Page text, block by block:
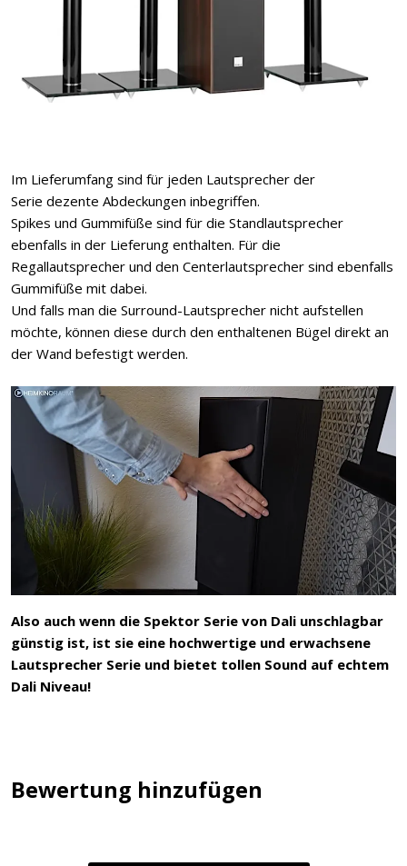
Im Lieferumfang sind für jeden Lautsprecher der
Serie dezente Abdeckungen inbegriffen.
Spikes und Gummifüße sind für die Standlautsprecher
ebenfalls in der Lieferung enthalten. Für die
Regallautsprecher und den Centerlautsprecher sind ebenfalls
Gummifüße mit dabei.
Und falls man die Surround-Lautsprecher nicht aufstellen
möchte, können diese durch den enthaltenen Bügel direkt an
der Wand befestigt werden.
Also auch wenn die Spektor Serie von Dali unschlagbar
günstig ist, ist sie eine hochwertige und erwachsene
Lautsprecher Serie und bietet tollen Sound auf echtem
Dali Niveau!
Bewertung hinzufügen